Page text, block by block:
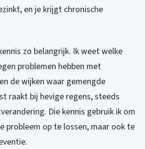
en je krijgt chronische
zo belangrijk. Ik weet welke
problemen hebben met
de wijken waar gemengde
raakt bij hevige regens, steeds
Die kennis gebruik ik om
probleem op te lossen, maar ook te